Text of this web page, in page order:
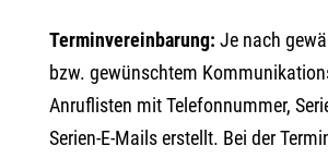
Terminvereinbarung: Je nach
bzw. gewünschtem
Anruflisten mit Telefonnummer,
Serien-E-Mails erstellt. Bei der